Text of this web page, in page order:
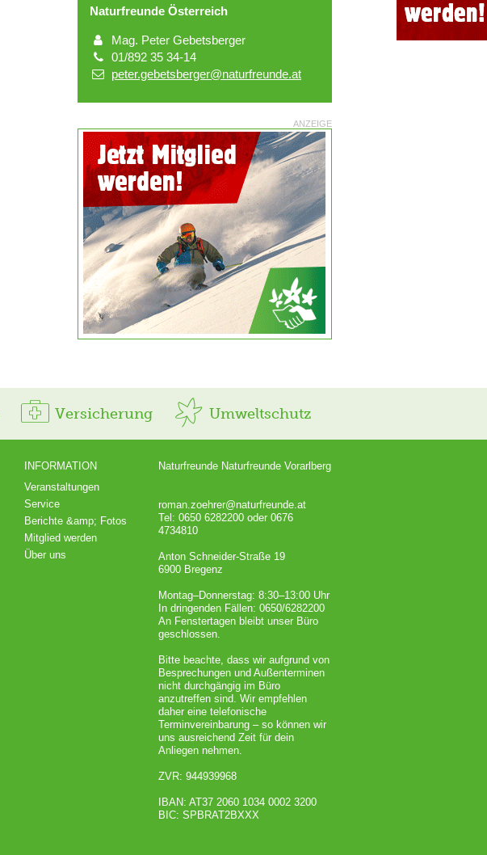
Naturfreunde Österreich
Mag. Peter Gebetsberger
01/892 35 34-14
peter.gebetsberger@naturfreunde.at
ANZEIGE
Versicherung Umweltschutz
INFORMATION
Veranstaltungen
Service
Berichte &amp; Fotos
Mitglied werden
Über uns
Naturfreunde Naturfreunde Vorarlberg
roman.zoehrer@naturfreunde.at
Tel: 0650 6282200 oder 0676
4734810
Anton Schneider-Straße 19
6900 Bregenz
Montag–Donnerstag: 8:30–13:00 Uhr
In dringenden Fällen: 0650/6282200
An Fenstertagen bleibt unser Büro
geschlossen.
Bitte beachte, dass wir aufgrund von
Besprechungen und Außenterminen
nicht durchgängig im Büro
anzutreffen sind. Wir empfehlen
daher eine telefonische
Terminvereinbarung – so können wir
uns ausreichend Zeit für dein
Anliegen nehmen.
ZVR: 944939968
IBAN: AT37 2060 1034 0002 3200
BIC: SPBRAT2BXXX